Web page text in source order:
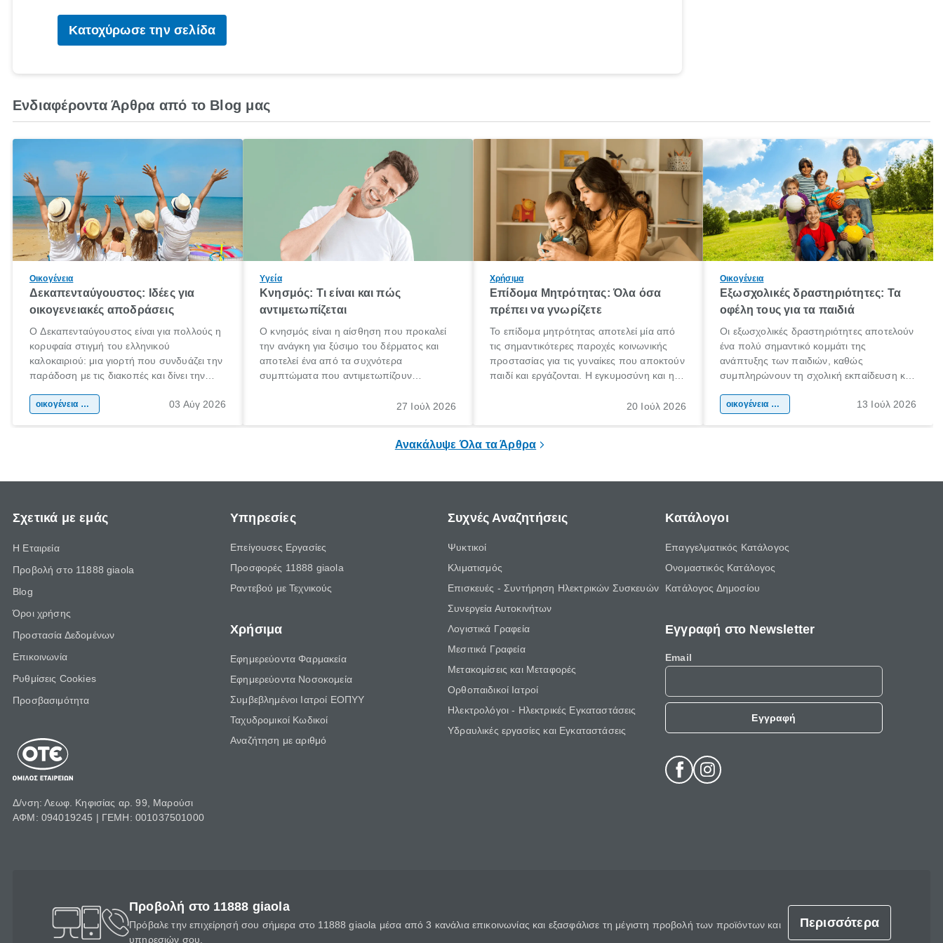
Κατοχύρωσε την σελίδα
Ενδιαφέροντα Άρθρα από το Blog μας
Οικογένεια
Δεκαπενταύγουστος: Ιδέες για
οικογενειακές αποδράσεις
Ο Δεκαπενταύγουστος είναι για πολλούς η
κορυφαία στιγμή του ελληνικού
καλοκαιριού: μια γιορτή που συνδυάζει την
παράδοση με τις διακοπές και δίνει την
χώρας. Είτε πρόκειται για λίγες μέρες
οικογένεια & παιδί 03 Αύγ 2026
Υγεία
Κνησμός: Τι είναι και πώς
αντιμετωπίζεται
Ο κνησμός είναι η αίσθηση που προκαλεί
την ανάγκη για ξύσιμο του δέρματος και
αποτελεί ένα από τα συχνότερα
συμπτώματα που αντιμετωπίζουν
πληροφορίες για το «κνησμός τι είναι»,
27 Ιούλ 2026
Χρήσιμα
Επίδομα Μητρότητας: Όλα όσα
πρέπει να γνωρίζετε
Το επίδομα μητρότητας αποτελεί μία από
τις σημαντικότερες παροχές κοινωνικής
προστασίας για τις γυναίκες που αποκτούν
παιδί και εργάζονται. Η εγκυμοσύνη και η
σημαντική περίοδος στη ζωή κάθε20 Ιούλ 2026
Οικογένεια
Εξωσχολικές δραστηριότητες: Τα
οφέλη τους για τα παιδιά
Οι εξωσχολικές δραστηριότητες αποτελούν
ένα πολύ σημαντικό κομμάτι της
ανάπτυξης των παιδιών, καθώς
συμπληρώνουν τη σχολική εκπαίδευση και
της προσωπικότητας, της κοινωνικότητας
οικογένεια & παιδί 13 Ιούλ 2026
Ανακάλυψε Όλα τα Άρθρα
Σχετικά με εμάς
Η Εταιρεία
Προβολή στο 11888 giaola
Blog
Όροι χρήσης
Προστασία Δεδομένων
Επικοινωνία
Ρυθμίσεις Cookies
Προσβασιμότητα
Δ/νση: Λεωφ. Κηφισίας αρ. 99, Μαρούσι
ΑΦΜ: 094019245 | ΓΕΜΗ: 001037501000
Υπηρεσίες
Επείγουσες Εργασίες
Προσφορές 11888 giaola
Ραντεβού με Τεχνικούς
Χρήσιμα
Εφημερεύοντα Φαρμακεία
Εφημερεύοντα Νοσοκομεία
Συμβεβλημένοι Ιατροί ΕΟΠΥΥ
Ταχυδρομικοί Κωδικοί
Αναζήτηση με αριθμό
Συχνές Αναζητήσεις
Ψυκτικοί
Κλιματισμός
Επισκευές - Συντήρηση Ηλεκτρικών Συσκευών
Συνεργεία Αυτοκινήτων
Λογιστικά Γραφεία
Μεσιτικά Γραφεία
Μετακομίσεις και Μεταφορές
Ορθοπαιδικοί Ιατροί
Ηλεκτρολόγοι - Ηλεκτρικές Εγκαταστάσεις
Υδραυλικές εργασίες και Εγκαταστάσεις
Κατάλογοι
Επαγγελματικός Κατάλογος
Ονομαστικός Κατάλογος
Κατάλογος Δημοσίου
Εγγραφή στο Newsletter
Email
Εγγραφή
Προβολή στο 11888 giaola
Πρόβαλε την επιχείρησή σου σήμερα στο 11888 giaola μέσα από 3 κανάλια επικοινωνίας και εξασφάλισε τη μέγιστη προβολή των προϊόντων και
υπηρεσιών σου.
Περισσότερα